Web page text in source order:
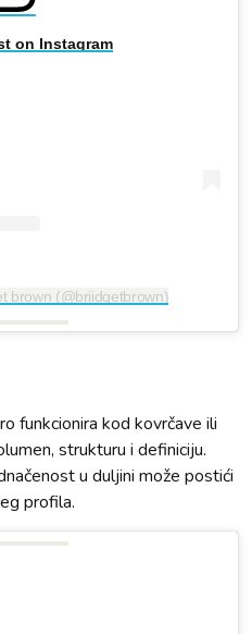
on Instagram
brown (@briidgetbrown)
funkcionira kod kovrčave ili
strukturu i definiciju.
u duljini može postići
profila.